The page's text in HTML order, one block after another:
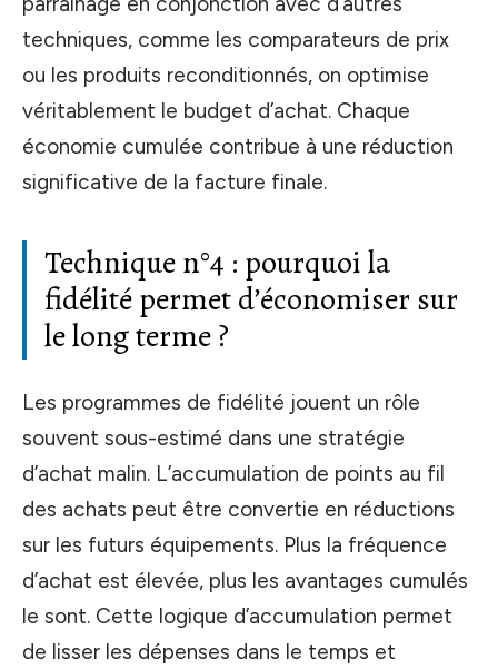
techniques, comme les comparateurs de prix
ou les produits reconditionnés, on optimise
véritablement le budget d’achat. Chaque
économie cumulée contribue à une réduction
significative de la facture finale.
Technique n°4 : pourquoi la
fidélité permet d’économiser sur
le long terme ?
Les programmes de fidélité jouent un rôle
souvent sous-estimé dans une stratégie
d’achat malin. L’accumulation de points au fil
des achats peut être convertie en réductions
sur les futurs équipements. Plus la fréquence
d’achat est élevée, plus les avantages cumulés
le sont. Cette logique d’accumulation permet
de lisser les dépenses dans le temps et